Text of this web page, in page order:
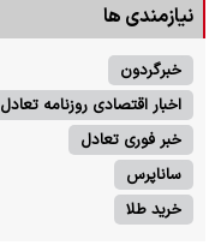
نیازمندی ها
خبرگردون
اخبار اقتصادی روزنامه تعادل
خبر فوری تعادل
ساناپرس
خرید طلا